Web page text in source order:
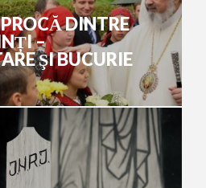
DINTRE
–
ŞI BUCURIE